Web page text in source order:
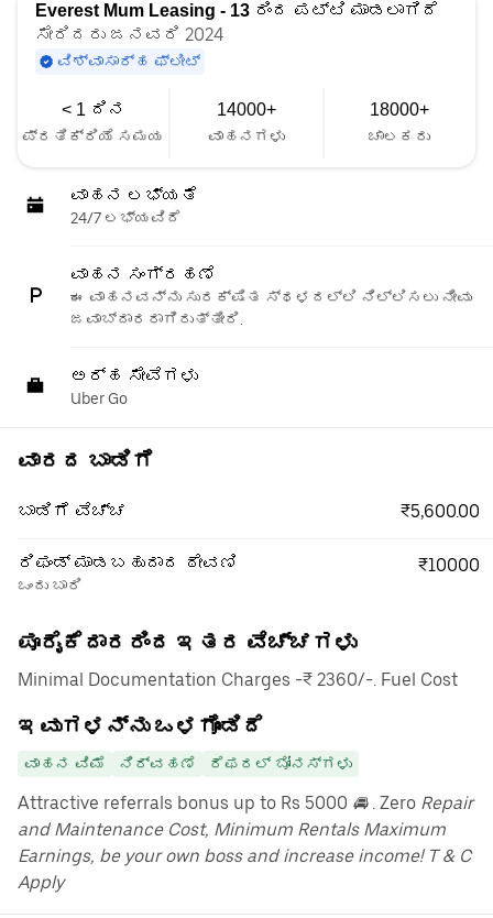
Everest Mum Leasing - 13 ರಿಂದ ಪಟ್ಟಿ ಮಾಡಲಾಗಿದೆ
ಸೇರಿದರು ಜನವರಿ 2024
ವಿಶ್ವಾಸಾರ್ಹ ಫ್ಲೀಟ್
< 1 ದಿನ
ಪ್ರತಿಕ್ರಿಯೆ ಸಮಯ
14000+
ವಾಹನಗಳು
18000+
ಚಾಲಕರು
ವಾಹನ ಲಭ್ಯತೆ
24/7 ಲಭ್ಯವಿದೆ
ವಾಹನ ಸಂಗ್ರಹಣೆ
ಈ ವಾಹನವನ್ನು ಸುರಕ್ಷಿತ ಸ್ಥಳದಲ್ಲಿ ನಿಲ್ಲಿಸಲು ನೀವು
ಜವಾಬ್ದಾರರಾಗಿರುತ್ತೀರಿ.
ಅರ್ಹ ಸೇವೆಗಳು
Uber Go
ವಾರದ ಬಾಡಿಗೆ
ಬಾಡಿಗೆ ವೆಚ್ಚ ₹5,600.00
ರಿಫಂಡ್ ಮಾಡಬಹುದಾದ ಠೇವಣಿ
ಒಂದು ಬಾರಿ
₹10000
ಪೂರೈಕೆದಾರರಿಂದ ಇತರ ವೆಚ್ಚಗಳು
Minimal Documentation Charges -₹ 2360/-. Fuel Cost
ಇವುಗಳನ್ನು ಒಳಗೊಂಡಿದೆ
ವಾಹನ ವಿಮೆ ನಿರ್ವಹಣೆ
ರೆಫರಲ್ ಬೋನಸ್‌ಗಳು
Attractive referrals bonus up to Rs 5000 🚘 . Zero Repair
and Maintenance Cost, Minimum Rentals Maximum
Earnings, be your own boss and increase income! T & C
Apply